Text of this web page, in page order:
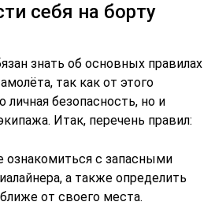
себя на борту
знать об основных правилах
так как от этого
личная безопасность, но и
Итак, перечень правил:
ознакомиться с запасными
а также определить
от своего места.